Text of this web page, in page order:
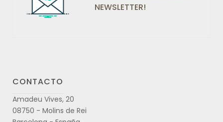
NEWSLETTER!
CONTACTO
Amadeu Vives, 20
08750 - Molins de Rei